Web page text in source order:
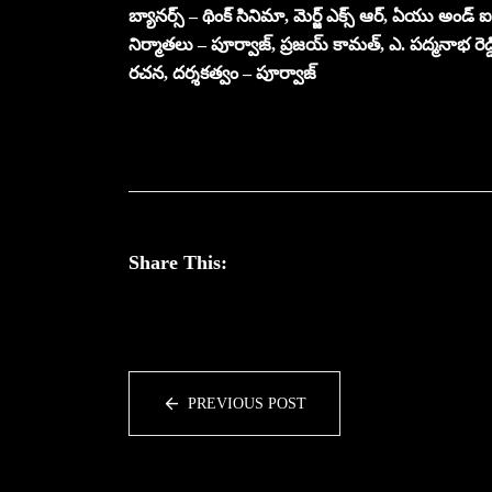
బ్యానర్స్ – థింక్ సినిమా, మెర్జ్ ఎక్స్ ఆర్, ఏయు అండ్ ఐ
నిర్మాతలు – పూర్వాజ్, ప్రజయ్ కామత్, ఎ. పద్మనాభ
రచన, దర్శకత్వం – పూర్వాజ్
Share This:
PREVIOUS POST